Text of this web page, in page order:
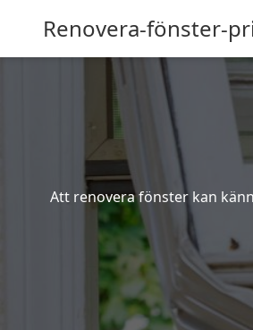
Renovera-fönster-
Att renovera fönster kan